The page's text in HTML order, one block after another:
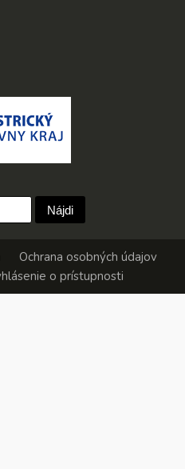
Ochrana osobných údajov
o prístupnosti